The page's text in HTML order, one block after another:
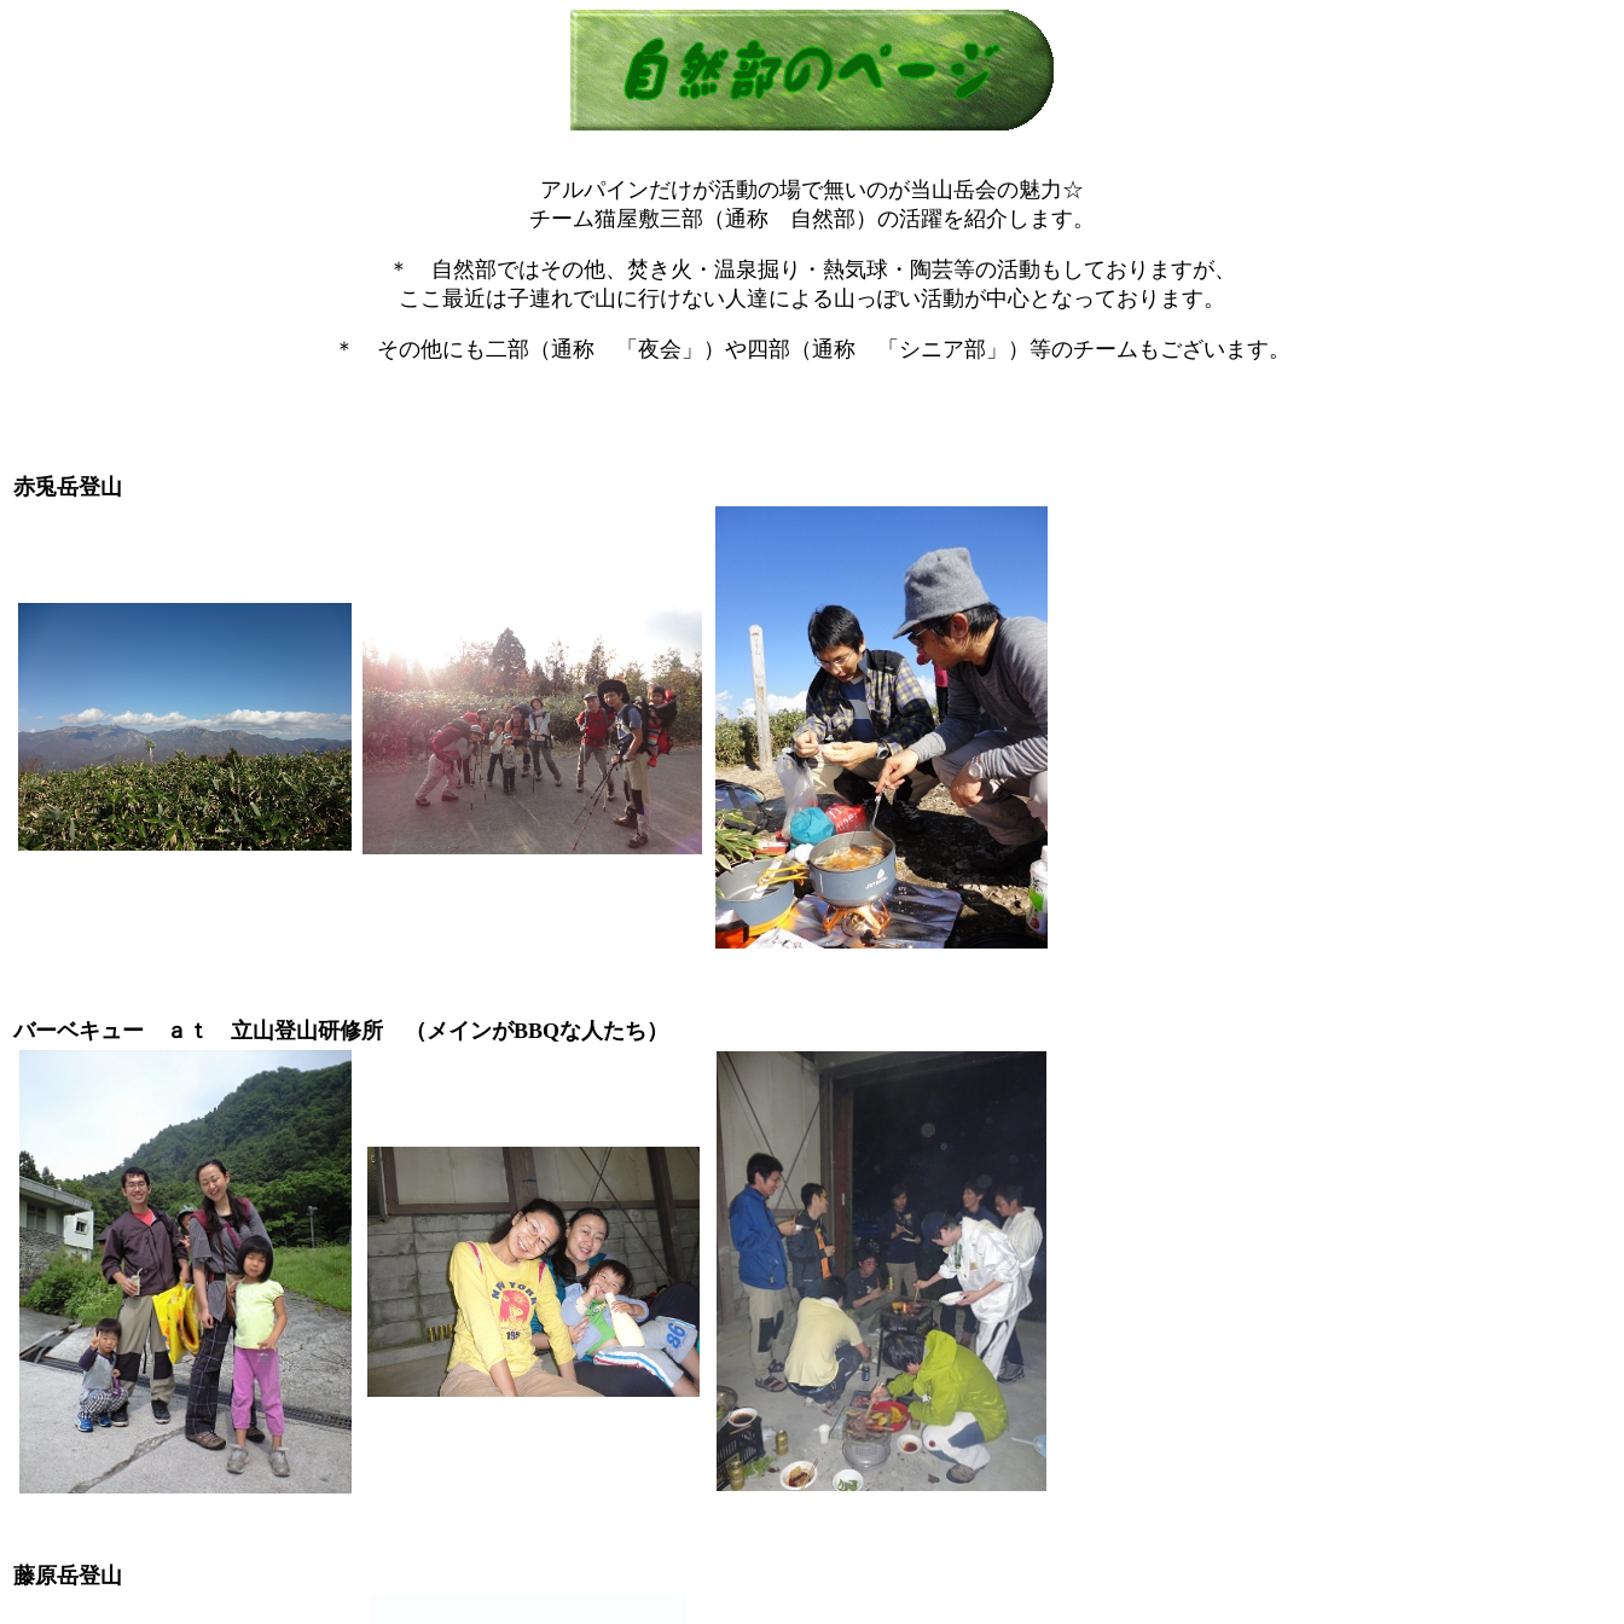
アルパインだけが活動の場で無いのが当山岳会の魅力☆
チーム猫屋敷三部（通称 自然部）の活躍を紹介します。
＊ 自然部ではその他、焚き火・温泉掘り・熱気球・陶芸等の活動もしておりますが、
ここ最近は子連れで山に行けない人達による山っぽい活動が中心となっております。
＊ その他にも二部（通称 「夜会」）や四部（通称 「シニア部」）等のチームもございます。
赤兎岳登山
バーベキュー ａｔ 立山登山研修所 （メインがBBQな人たち）
藤原岳登山